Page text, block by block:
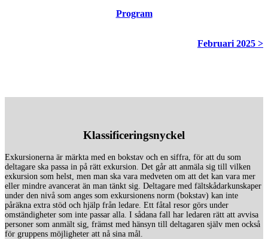
Program
Februari 2025 >
Klassificeringsnyckel
Exkursionerna är märkta med en bokstav och en siffra, för att du som
deltagare ska passa in på rätt exkursion. Det går att anmäla sig till vilken
exkursion som helst, men man ska vara medveten om att det kan vara mer
eller mindre avancerat än man tänkt sig. Deltagare med fältskådarkunskaper
under den nivå som anges som exkursionens norm (bokstav) kan inte
påräkna extra stöd och hjälp från ledare. Ett fåtal resor görs under
omständigheter som inte passar alla. I sådana fall har ledaren rätt att avvisa
personer som anmält sig, främst med hänsyn till deltagaren själv men också
för gruppens möjligheter att nå sina mål.